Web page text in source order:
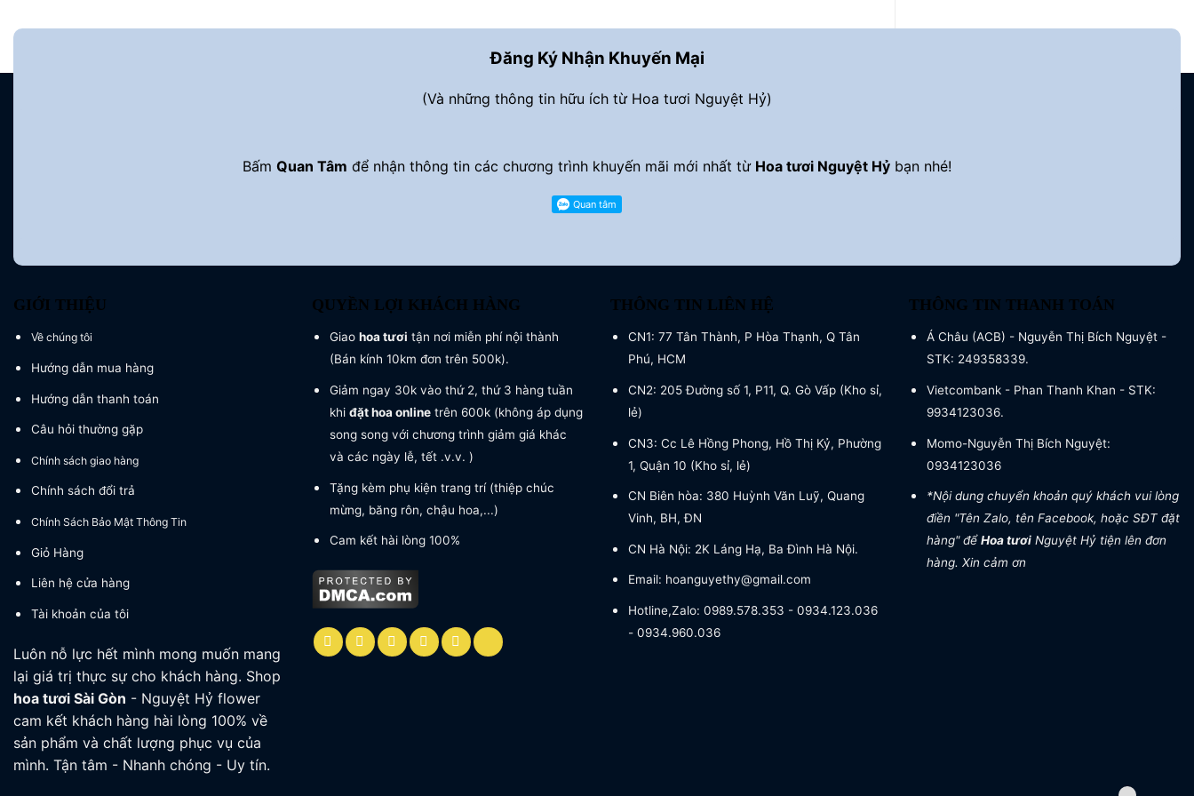
Đăng Ký Nhận Khuyến Mại
(Và những thông tin hữu ích từ Hoa tươi Nguyệt Hỷ)
Bấm Quan Tâm để nhận thông tin các chương trình khuyến mãi mới nhất từ Hoa tươi Nguyệt Hỷ bạn nhé!
GIỚI THIỆU
Về chúng tôi
Hướng dẫn mua hàng
Hướng dẫn thanh toán
Câu hỏi thường gặp
Chính sách giao hàng
Chính sách đổi trả
Chính Sách Bảo Mật Thông Tin
Giỏ Hàng
Liên hệ cửa hàng
Tài khoản của tôi
Luôn nỗ lực hết mình mong muốn mang
lại giá trị thực sự cho khách hàng. Shop
hoa tươi Sài Gòn - Nguyệt Hỷ flower
cam kết khách hàng hài lòng 100% về
sản phẩm và chất lượng phục vụ của
mình. Tận tâm - Nhanh chóng - Uy tín.
QUYỀN LỢI KHÁCH HÀNG
Giao hoa tươi tận nơi miễn phí nội thành
(Bán kính 10km đơn trên 500k).
Giảm ngay 30k vào thứ 2, thứ 3 hàng tuần
khi đặt hoa online trên 600k (không áp dụng
song song với chương trình giảm giá khác
và các ngày lễ, tết .v.v. )
Tặng kèm phụ kiện trang trí (thiệp chúc
mừng, băng rôn, chậu hoa,...)
Cam kết hài lòng 100%
THÔNG TIN LIÊN HỆ
CN1: 77 Tân Thành, P Hòa Thạnh, Q Tân
Phú, HCM
CN2: 205 Đường số 1, P11, Q. Gò Vấp (Kho sỉ,
lẻ)
CN3: Cc Lê Hồng Phong, Hồ Thị Kỷ, Phường
1, Quận 10 (Kho sỉ, lẻ)
CN Biên hòa: 380 Huỳnh Văn Luỹ, Quang
Vinh, BH, ĐN
CN Hà Nội: 2K Láng Hạ, Ba Đình Hà Nội.
Email: hoanguyethy@gmail.com
Hotline,Zalo: 0989.578.353 - 0934.123.036
- 0934.960.036
THÔNG TIN THANH TOÁN
Á Châu (ACB) - Nguyễn Thị Bích Nguyệt -
STK: 249358339.
Vietcombank - Phan Thanh Khan - STK:
9934123036.
Momo-Nguyễn Thị Bích Nguyệt:
0934123036
*Nội dung chuyển khoản quý khách vui lòng
điền "Tên Zalo, tên Facebook, hoặc SĐT đặt
hàng" đểHoa tươi Nguyệt Hỷ tiện lên đơn
hàng. Xin cảm ơn